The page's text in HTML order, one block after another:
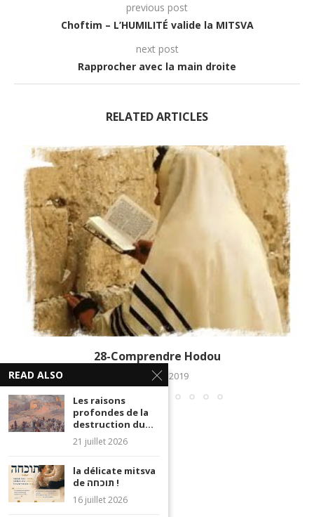
previous post
Choftim – L’HUMILITÉ valide la MITSVA
next post
Rapprocher avec la main droite
RELATED ARTICLES
28-Comprendre Hodou
20 février 2019
READ ALSO
Les raisons
profondes de la
destruction du...
21 juillet 2026
la délicate mitsva
de תוכחה !
16 juillet 2026